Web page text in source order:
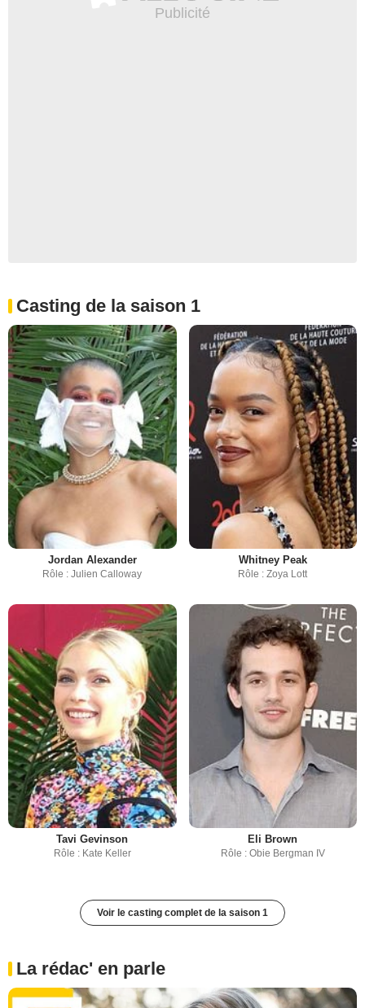
Casting de la saison 1
Jordan Alexander
Rôle : Julien Calloway
Whitney Peak
Rôle : Zoya Lott
Tavi Gevinson
Rôle : Kate Keller
Eli Brown
Rôle : Obie Bergman IV
Voir le casting complet de la saison 1
La rédac' en parle